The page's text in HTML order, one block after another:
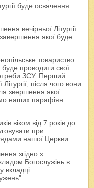
буде освячення
вечірньої Літургії
якої буде
товариство
буде проводити свої
ЗСУ. Перший
після чого вони
звершення якої
наших парафіян
віком від 7 років до
при
нашої Церкви.
згідно з
Богослужінь в
вкладці